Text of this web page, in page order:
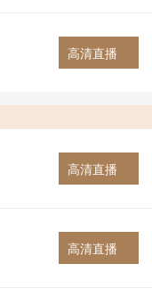
高清直播
高清直播
高清直播